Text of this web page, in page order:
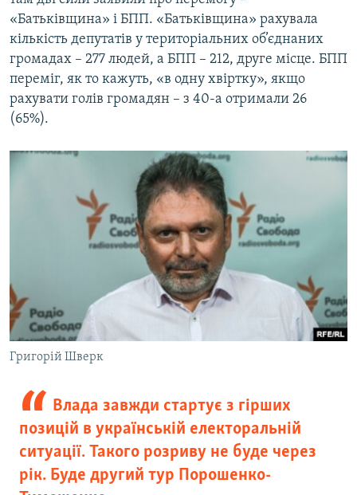
«Батьківщина» і БПП. «Батьківщина» рахувала
кількість депутатів у територіальних об’єднаних
громадах – 277 людей, а БПП – 212, друге місце. БПП
переміг, як то кажуть, «в одну хвіртку», якщо
рахувати голів громадян – з 40-а отримали 26
(65%).
Григорій Шверк
Влада завжди стартує з гірших
позицій в українській електоральній
ситуації. Такого розриву не буде через
рік. Буде другий тур Порошенко-